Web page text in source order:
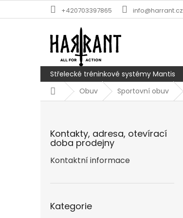
+420703397865 info@harrant.cz
Střelecké tréninkové systémy Mantis
DomůObuv Sportovní obuv
Kontakty, adresa, otevírací
doba prodejny
Kontaktní informace
kategorie
Kategorie